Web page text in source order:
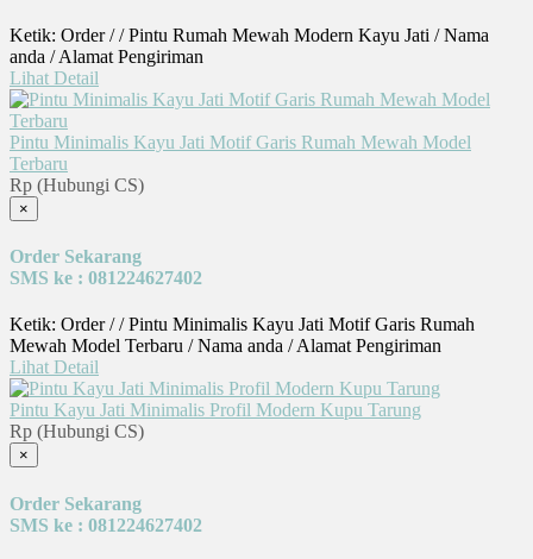
Ketik: Order / / Pintu Rumah Mewah Modern Kayu Jati / Nama
anda / Alamat Pengiriman
Lihat Detail
Pintu Minimalis Kayu Jati Motif Garis Rumah Mewah Model
Terbaru
Rp (Hubungi CS)
×
Order Sekarang
SMS ke : 081224627402
Ketik: Order / / Pintu Minimalis Kayu Jati Motif Garis Rumah
Mewah Model Terbaru / Nama anda / Alamat Pengiriman
Lihat Detail
Pintu Kayu Jati Minimalis Profil Modern Kupu Tarung
Rp (Hubungi CS)
×
Order Sekarang
SMS ke : 081224627402